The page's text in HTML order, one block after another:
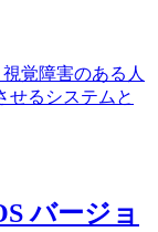
覚障害のある人
せるシステムと
バージョ